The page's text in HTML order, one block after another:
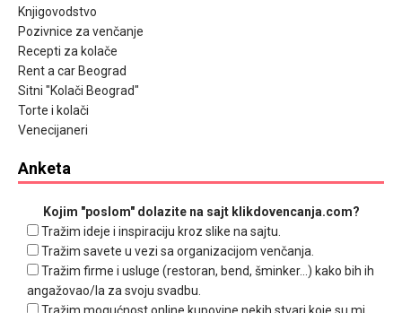
Knjigovodstvo
Pozivnice za venčanje
Recepti za kolače
Rent a car Beograd
Sitni "Kolači Beograd"
Torte i kolači
Venecijaneri
Anketa
Kojim "poslom" dolazite na sajt klikdovencanja.com?
Tražim ideje i inspiraciju kroz slike na sajtu.
Tražim savete u vezi sa organizacijom venčanja.
Tražim firme i usluge (restoran, bend, šminker...) kako bih ih
angažovao/la za svoju svadbu.
Tražim mogućnost online kupovine nekih stvari koje su mi